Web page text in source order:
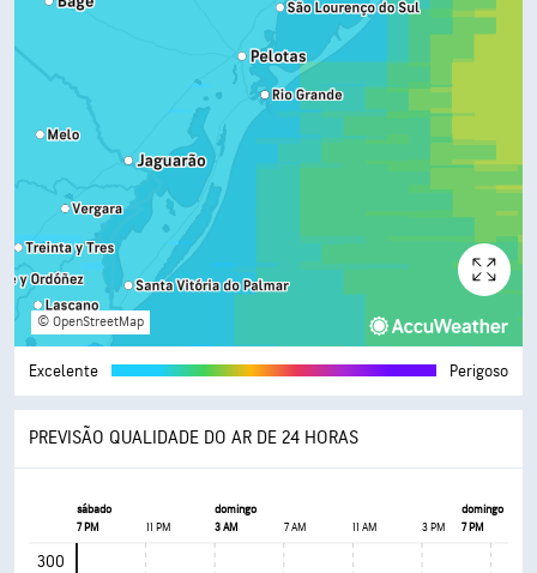
© OpenStreetMap
Excelente Perigoso
PREVISÃO QUALIDADE DO AR DE 24 HORAS
sábado domingo
domingo
7 PM
11 PM 3 AM 7 AM 11 AM 3 PM 7 PM
300